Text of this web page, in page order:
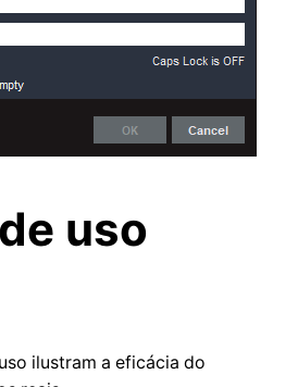
uso
ilustram a eficácia do